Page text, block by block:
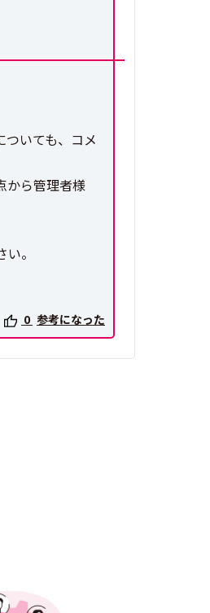
いても、コメ
から管理者様
。
0 参考になった